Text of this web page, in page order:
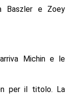
Baszler e Zoey
Michin e le
per il titolo. La